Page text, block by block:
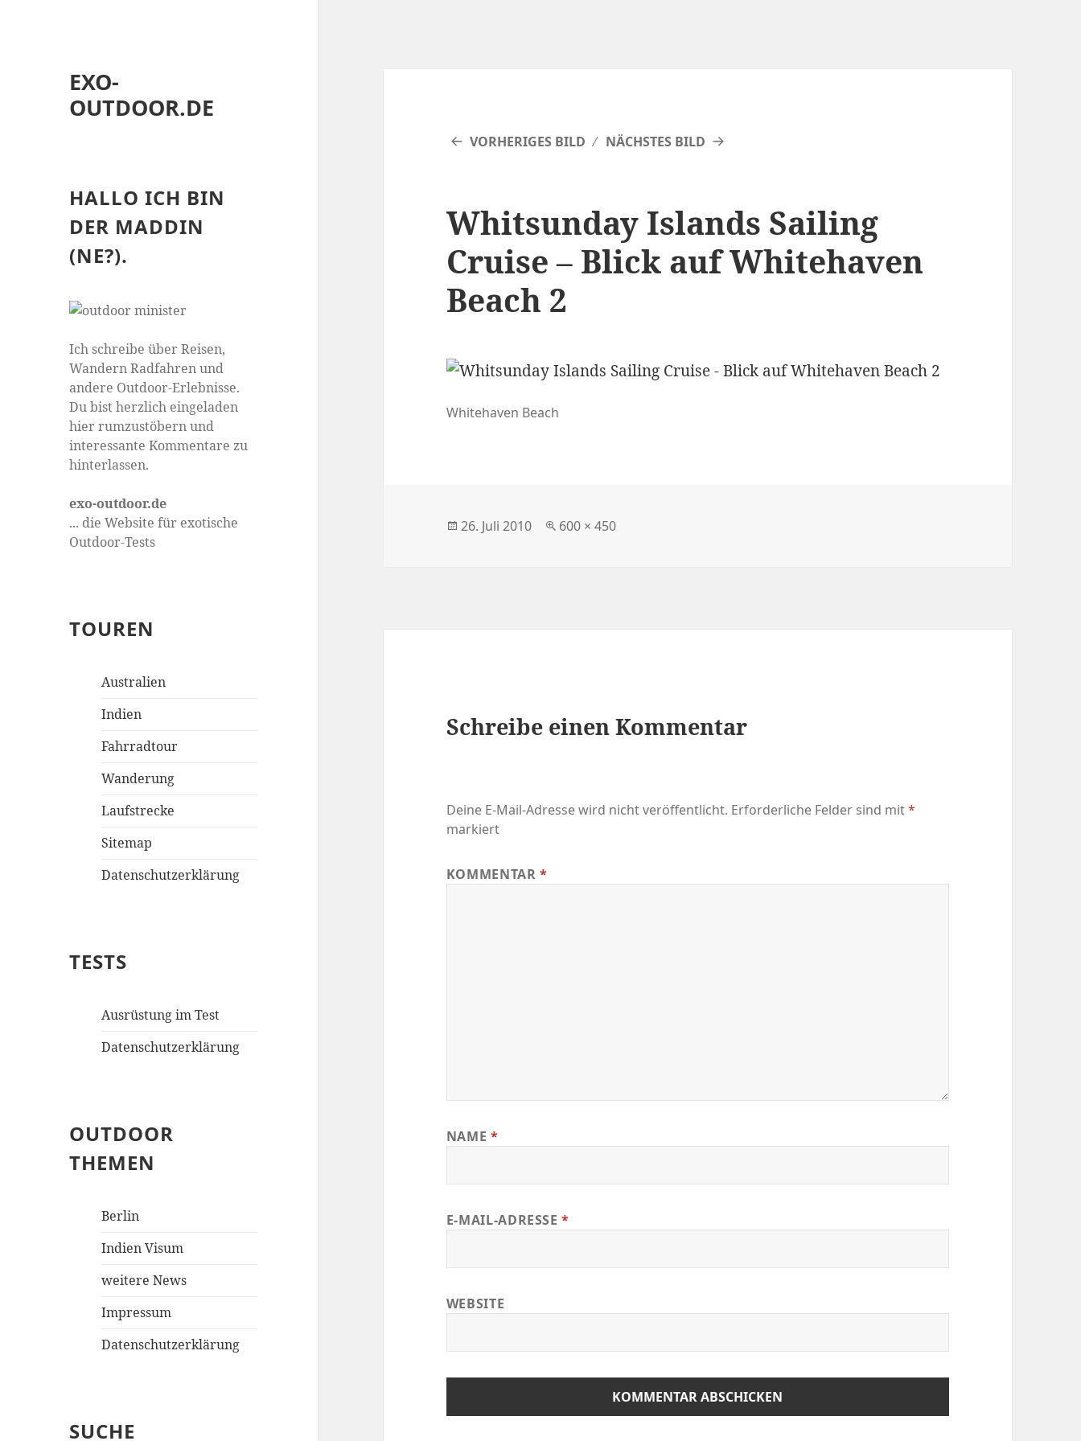
EXO-
OUTDOOR.DE
HALLO ICH BIN
DER MADDIN
(NE?).
Ich schreibe über Reisen,
Wandern Radfahren und
andere Outdoor-Erlebnisse.
Du bist herzlich eingeladen
hier rumzustöbern und
interessante Kommentare zu
hinterlassen.
exo-outdoor.de
... die Website für exotische
Outdoor-Tests
TOUREN
Australien
Indien
Fahrradtour
Wanderung
Laufstrecke
Sitemap
Datenschutzerklärung
TESTS
Ausrüstung im Test
Datenschutzerklärung
OUTDOOR
THEMEN
Berlin
Indien Visum
weitere News
Impressum
Datenschutzerklärung
SUCHE
VORHERIGES BILD NÄCHSTES BILD
Whitsunday Islands Sailing
Cruise – Blick auf Whitehaven
Beach 2
Whitehaven Beach
Veröffentlicht
26. Juli 2010
Volle
600 × 450
Schreibe einen Kommentar
Deine E-Mail-Adresse wird nicht veröffentlicht. Erforderliche Felder sind mit*
markiert
KOMMENTAR*
NAME *
E-MAIL-ADRESSE*
WEBSITE